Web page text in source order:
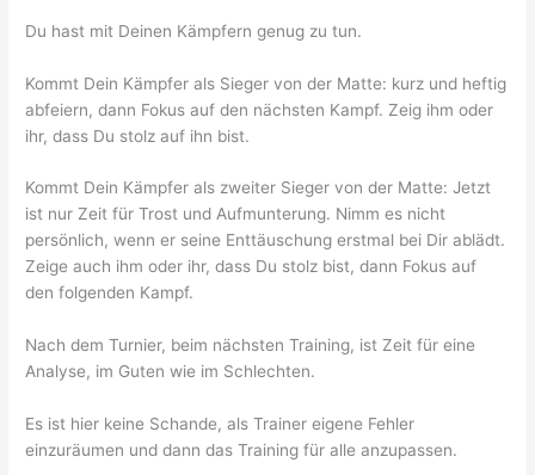
Du hast mit Deinen Kämpfern genug zu tun.
Kommt Dein Kämpfer als Sieger von der Matte: kurz und heftig
abfeiern, dann Fokus auf den nächsten Kampf. Zeig ihm oder
ihr, dass Du stolz auf ihn bist.
Kommt Dein Kämpfer als zweiter Sieger von der Matte: Jetzt
ist nur Zeit für Trost und Aufmunterung. Nimm es nicht
persönlich, wenn er seine Enttäuschung erstmal bei Dir ablädt.
Zeige auch ihm oder ihr, dass Du stolz bist, dann Fokus auf
den folgenden Kampf.
Nach dem Turnier, beim nächsten Training, ist Zeit für eine
Analyse, im Guten wie im Schlechten.
Es ist hier keine Schande, als Trainer eigene Fehler
einzuräumen und dann das Training für alle anzupassen.